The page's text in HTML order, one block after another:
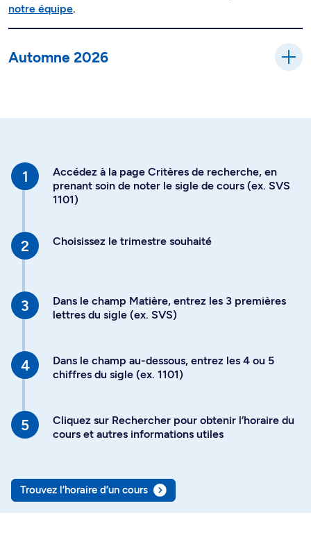
notre équipe.
Automne 2026
Accédez à la page Critères de recherche, en
prenant soin de noter le sigle de cours (ex. SVS
1101)
Choisissez le trimestre souhaité
Dans le champ Matière, entrez les 3 premières
lettres du sigle (ex. SVS)
Dans le champ au-dessous, entrez les 4 ou 5
chiffres du sigle (ex. 1101)
Cliquez sur Rechercher pour obtenir l’horaire du
cours et autres informations utiles
Trouvez l’horaire d’un cours